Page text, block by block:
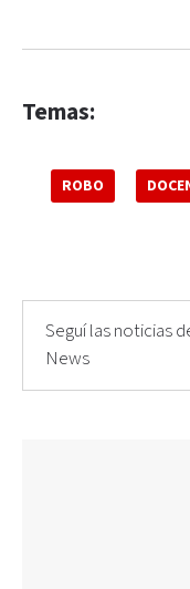
Temas:
ROBO
Seguí las noticias
News